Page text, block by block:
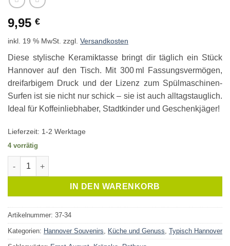
9,95 €
inkl. 19 % MwSt. zzgl. Versandkosten
Diese stylische Keramiktasse bringt dir täglich ein Stück
Hannover auf den Tisch. Mit 300 ml Fassungsvermögen,
dreifarbigem Druck und der Lizenz zum Spülmaschinen-
Surfen ist sie nicht nur schick – sie ist auch alltagstauglich.
Ideal für Koffeinliebhaber, Stadtkinder und Geschenkjäger!
Lieferzeit: 1-2 Werktage
4 vorrätig
Kaffeetasse Hannover Landeshauptstadt Menge
IN DEN WARENKORB
Artikelnummer: 37-34
Kategorien: Hannover Souvenirs, Küche und Genuss, Typisch Hannover